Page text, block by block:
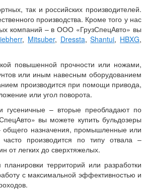
так и российских производителей.
производства. Кроме того у нас
компаний – в ООО «ГрузСпецАвто» вы
, Mitsuber, Dressta,Shantui, HBXG,
повышенной прочности или ножами,
или иным навесным оборудованием
производится при помощи привода,
или угол поворота.
гусеничные – вторые преобладают по
вы можете купить бульдозеры
общего назначения, промышленные или
производится по типу отвала –
от легких до сверхтяжелых.
территорий или разработки
с максимальной эффективностью и